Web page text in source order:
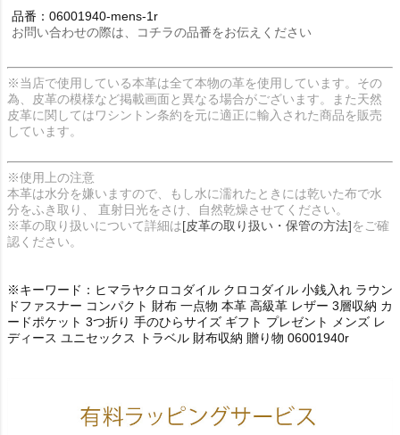
品番：06001940-mens-1r
お問い合わせの際は、コチラの品番をお伝えください
※当店で使用している本革は全て本物の革を使用しています。その
為、皮革の模様など掲載画面と異なる場合がございます。また天然
皮革に関してはワシントン条約を元に適正に輸入された商品を販売
しています。
※使用上の注意
本革は水分を嫌いますので、もし水に濡れたときには乾いた布で水
分をふき取り、 直射日光をさけ、自然乾燥させてください。
※革の取り扱いについて詳細は[皮革の取り扱い・保管の方法]をご確
認ください。
※キーワード：ヒマラヤクロコダイル クロコダイル 小銭入れ ラウン
ドファスナー コンパクト 財布 一点物 本革 高級革 レザー 3層収納 カ
ードポケット 3つ折り 手のひらサイズ ギフト プレゼント メンズ レ
ディース ユニセックス トラベル 財布収納 贈り物 06001940r